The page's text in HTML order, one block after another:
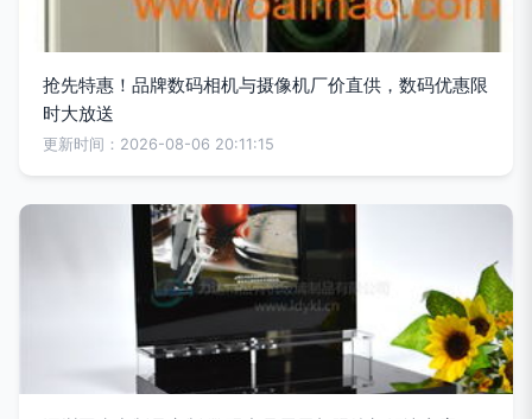
抢先特惠！品牌数码相机与摄像机厂价直供，数码优惠限
时大放送
更新时间：2026-08-06 20:11:15